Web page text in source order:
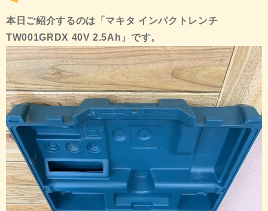
本日ご紹介するのは「マキタ インパクトレンチ
TW001GRDX 40V 2.5Ah 」です。